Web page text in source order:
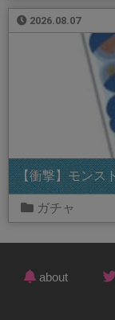
2026.08.07
【衝撃】モンス
ガチャ
about